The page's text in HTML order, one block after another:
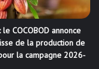
le COCOBOD annonce
de la production de
la campagne 2026-